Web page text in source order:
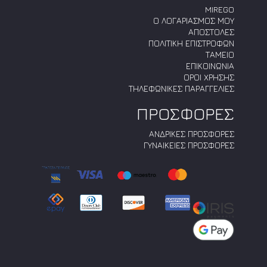
MIREGO
Ο ΛΟΓΑΡΙΑΣΜΟΣ ΜΟΥ
ΑΠΟΣΤΟΛΕΣ
ΠΟΛΙΤΙΚΗ ΕΠΙΣΤΡΟΦΩΝ
ΤΑΜΕΙΟ
ΕΠΙΚΟΙΝΩΝΙΑ
ΟΡΟΙ ΧΡΗΣΗΣ
ΤΗΛΕΦΩΝΙΚΕΣ ΠΑΡΑΓΓΕΛΙΕΣ
ΠΡΟΣΦΟΡΕΣ
ΑΝΔΡΙΚΕΣ ΠΡΟΣΦΟΡΕΣ
ΓΥΝΑΙΚΕΙΕΣ ΠΡΟΣΦΟΡΕΣ